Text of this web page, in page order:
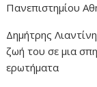
Πανεπιστημίου
Δημήτρης
ζωή του σε μια
ερωτήματα